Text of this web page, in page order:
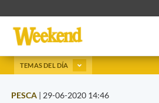
TEMAS DEL DÍA
PESCA | 29-06-2020 14:46